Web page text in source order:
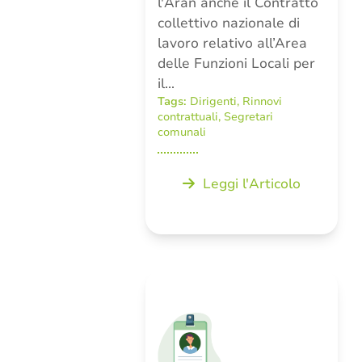
collettivo nazionale di
lavoro relativo all’Area
delle Funzioni Locali per
il…
Tags: Dirigenti, Rinnovi
contrattuali, Segretari
comunali
Leggi l'Articolo